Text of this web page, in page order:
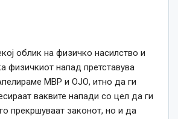
облик на физичко насилство и
физичкиот напад претставува
МВР и ОЈО, итно да ги
ваквите напади со цел да ги
прекршуваат законот, но и да